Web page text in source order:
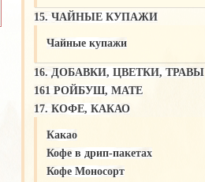
15. ЧАЙНЫЕ КУПАЖИ
Чайные купажи
16. ДОБАВКИ, ЦВЕТКИ, ТРАВЫ
161 РОЙБУШ, МАТЕ
17. КОФЕ, КАКАО
Какао
Кофе в дрип-пакетах
Кофе Моносорт